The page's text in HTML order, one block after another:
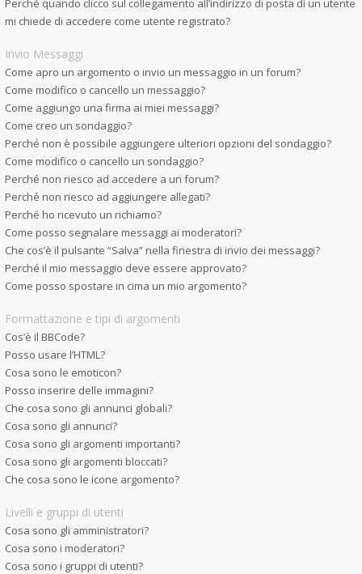
Perché quando clicco sul collegamento all’indirizzo di posta di un utente
mi chiede di accedere come utente registrato?
Invio Messaggi
Come apro un argomento o invio un messaggio in un forum?
Come modifico o cancello un messaggio?
Come aggiungo una firma ai miei messaggi?
Come creo un sondaggio?
Perché non è possibile aggiungere ulteriori opzioni del sondaggio?
Come modifico o cancello un sondaggio?
Perché non riesco ad accedere a un forum?
Perché non riesco ad aggiungere allegati?
Perché ho ricevuto un richiamo?
Come posso segnalare messaggi ai moderatori?
Che cos’è il pulsante “Salva” nella finestra di invio dei messaggi?
Perché il mio messaggio deve essere approvato?
Come posso spostare in cima un mio argomento?
Formattazione e tipi di argomenti
Cos’è il BBCode?
Posso usare l’HTML?
Cosa sono le emoticon?
Posso inserire delle immagini?
Che cosa sono gli annunci globali?
Cosa sono gli annunci?
Cosa sono gli argomenti importanti?
Cosa sono gli argomenti bloccati?
Che cosa sono le icone argomento?
Livelli e gruppi di utenti
Cosa sono gli amministratori?
Cosa sono i moderatori?
Cosa sono i gruppi di utenti?